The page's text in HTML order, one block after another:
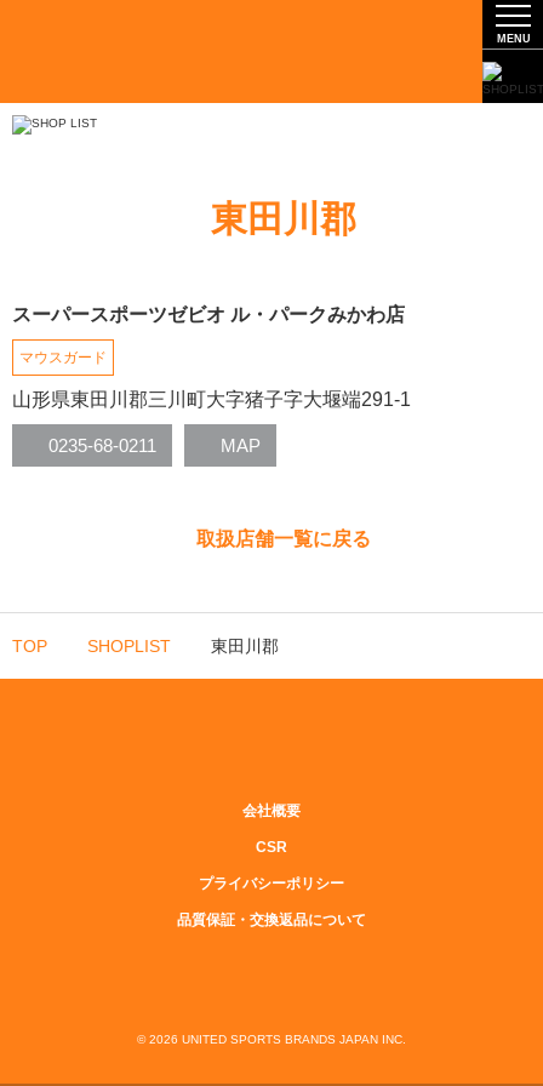
東田川郡
スーパースポーツゼビオ ル・パークみかわ店
マウスガード
山形県東田川郡三川町大字猪子字大堰端291-1
0235-68-0211 MAP
取扱店舗一覧に戻る
TOP SHOPLIST 東田川郡
会社概要
CSR
プライバシーポリシー
品質保証・交換返品について
© 2026 UNITED SPORTS BRANDS JAPAN INC.